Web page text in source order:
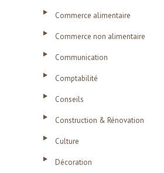
Commerce alimentaire
Commerce non alimentaire
Communication
Comptabilité
Conseils
Construction & Rénovation
Culture
Décoration